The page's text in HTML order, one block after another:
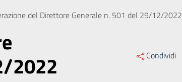
del Direttore Generale n. 501 del 29/12/2022
2022 Condividi